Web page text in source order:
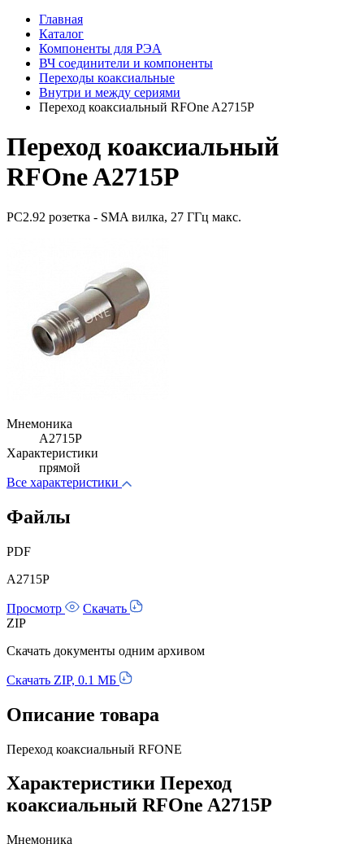
Главная
Каталог
Компоненты для РЭА
ВЧ соединители и компоненты
Переходы коаксиальные
Внутри и между сериями
Переход коаксиальный RFOne A2715P
Переход коаксиальный
RFOne A2715P
PC2.92 розетка - SMA вилка, 27 ГГц макс.
Мнемоника
A2715P
Характеристики
прямой
Все характеристики
Файлы
PDF
A2715P
Просмотр
Скачать
ZIP
Скачать документы одним архивом
Скачать ZIP, 0.1 МБ
Описание товара
Переход коаксиальный RFONE
Характеристики Переход
коаксиальный RFOne A2715P
Мнемоника